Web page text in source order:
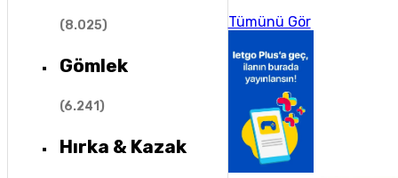
(8.025)
Gömlek
(6.241)
Hırka & Kazak
Tümünü Gör